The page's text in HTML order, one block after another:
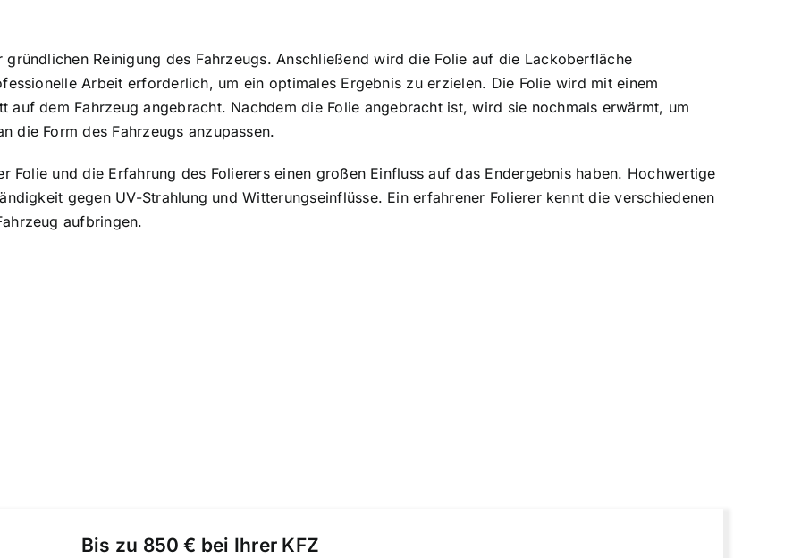
Reinigung des Fahrzeugs. Anschließend wird die Folie auf die Lackoberfläche
Arbeit erforderlich, um ein optimales Ergebnis zu erzielen. Die Folie wird mit einem
auf dem Fahrzeug angebracht. Nachdem die Folie angebracht ist, wird sie nochmals erwärmt, um
die Form des Fahrzeugs anzupassen.
Folie und die Erfahrung des Folierers einen großen Einfluss auf das Endergebnis haben. Hochwertige
gegen UV-Strahlung und Witterungseinflüsse. Ein erfahrener Folierer kennt die verschiedenen
aufbringen.
Bis zu 850 € bei Ihrer KFZ